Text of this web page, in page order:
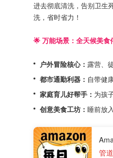
进去彻底清洗，告别卫生
洗，省时省力！
🌟 万能场景：全天候美食
户外冒险核心： 露营、
都市通勤利器： 自带健
家庭育儿好帮手： 为孩
创意美食工坊： 睡前放
管